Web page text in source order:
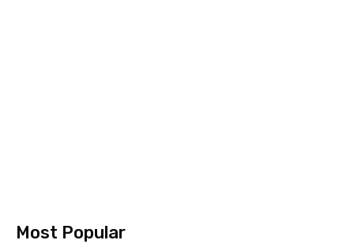
Most Popular